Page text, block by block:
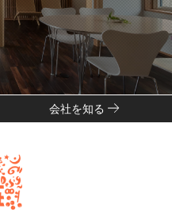
会社を知る